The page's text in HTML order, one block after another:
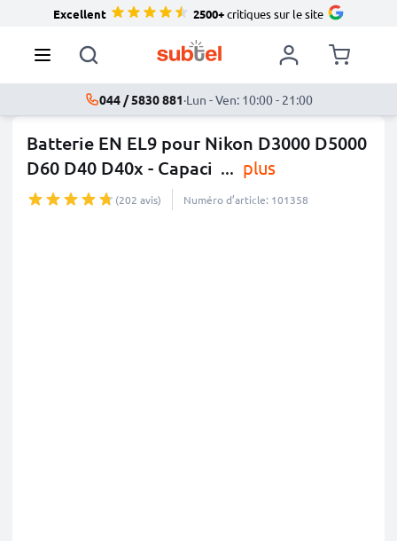
Excellent 2500+critiques sur le site
044 / 5830 881·Lun - Ven: 10:00 - 21:00
Batterie EN EL9 pour Nikon D3000 D5000
D60 D40 D40x - Capaci ... plus
(202 avis) Numéro d’article: 101358